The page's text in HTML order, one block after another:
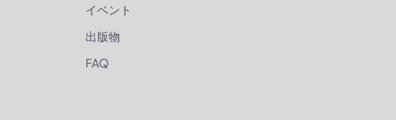
イベント
出版物
FAQ